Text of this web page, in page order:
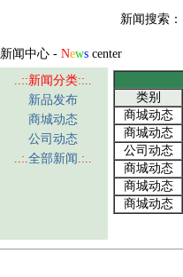
新闻搜索：
新闻中心 - News center
..::新闻分类::..
新品发布
商城动态
公司动态
..:.全部新闻 .:..
类别
商城动态
商城动态
公司动态
商城动态
商城动态
商城动态